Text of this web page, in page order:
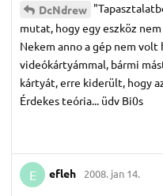
DcNdrew
mutat, hogy egy eszköz
Nekem anno a gép nem
videókártyámmal, bármi
kártyát, erre kiderült, hogy
Érdekes teória... üdv Bi0s
E efleh 2008. jan 14.